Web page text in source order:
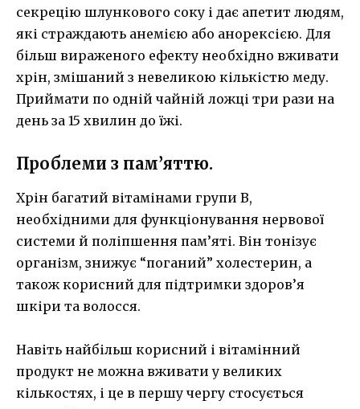
секрецію шлункового соку і дає апетит людям,
які страждають анемією або анорексією. Для
більш вираженого ефекту необхідно вживати
хрін, змішаний з невеликою кількістю меду.
Приймати по одній чайній ложці три рази на
день за 15 хвилин до їжі.
Проблеми з пам’яттю.
Хрін багатий вітамінами групи В,
необхідними для функціонування нервової
системи й поліпшення пам’яті. Він тонізує
організм, знижує “поганий” холестерин, а
також корисний для підтримки здоров’я
шкіри та волосся.
Навіть найбільш корисний і вітамінний
продукт не можна вживати у великих
кількостях, і це в першу чергу стосується